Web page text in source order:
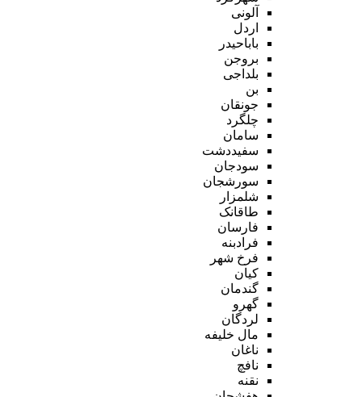
آلونی
اردل
باباحیدر
بروجن
بلداجی
بن
جونقان
چلگرد
سامان
سفیددشت
سودجان
سورشجان
شلمزار
طاقانک
فارسان
فرادبنه
فرخ شهر
کیان
گندمان
گهرو
لردگان
مال خلیفه
ناغان
نافچ
نقنه